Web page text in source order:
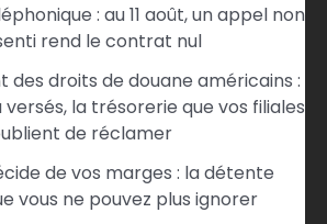
: au 11 août, un appel non
rend le contrat nul
des droits de douane américains :
versés, la trésorerie que vos filiales
de réclamer
de vos marges : la détente
vous ne pouvez plus ignorer